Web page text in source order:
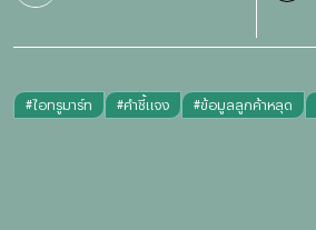
#ไอทรูมาร์ท #คำชี้แจง #ข้อมูลลูกค้าหลุด